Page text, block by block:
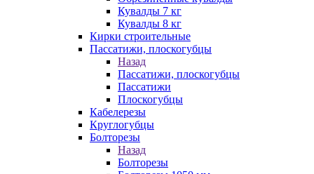
Кувалды 7 кг
Кувалды 8 кг
Кирки строительные
Пассатижи, плоскогубцы
Назад
Пассатижи, плоскогубцы
Пассатижи
Плоскогубцы
Кабелерезы
Круглогубцы
Болторезы
Назад
Болторезы